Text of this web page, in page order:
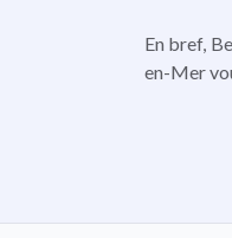
En bref,
en-Mer